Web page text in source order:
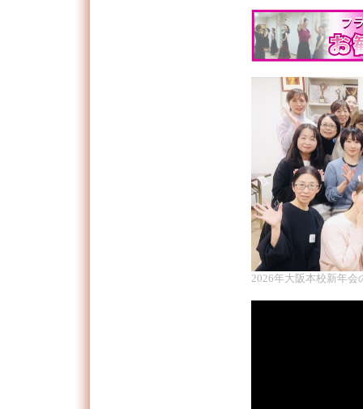
2026年大阪本校新年